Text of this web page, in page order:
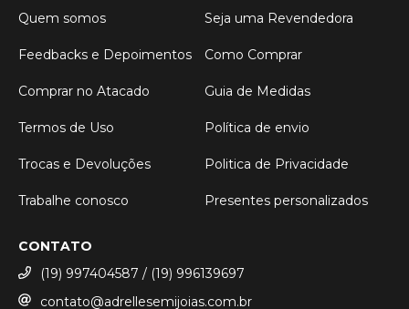
Quem somos
Seja uma Revendedora
Feedbacks e Depoimentos Como Comprar
Comprar no Atacado Guia de Medidas
Termos de Uso Política de envio
Trocas e Devoluções Politica de Privacidade
Trabalhe conosco Presentes personalizados
CONTATO
(19) 997404587 / (19) 996139697
contato@adrellesemijoias.com.br